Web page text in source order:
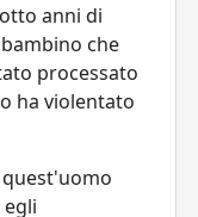
anni di
che
processato
ha violentato
quest'uomo